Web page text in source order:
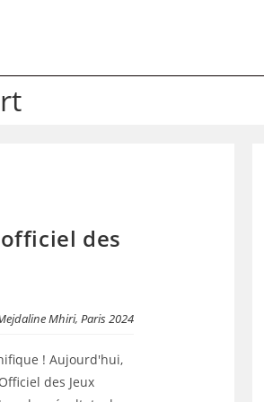
des
Mhiri, Paris 2024
! Aujourd'hui,
des Jeux